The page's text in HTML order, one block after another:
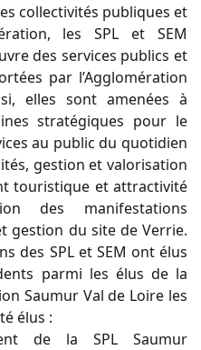
collectivités publiques et
les SPL et SEM
des services publics et
par l’Agglomération
elles sont amenées à
stratégiques pour le
au public du quotidien
gestion et valorisation
touristique et attractivité
des manifestations
gestion du site de Verrie.
des SPL et SEM ont élus
parmi les élus de la
Saumur Val de Loire les
élus :
de la SPL Saumur